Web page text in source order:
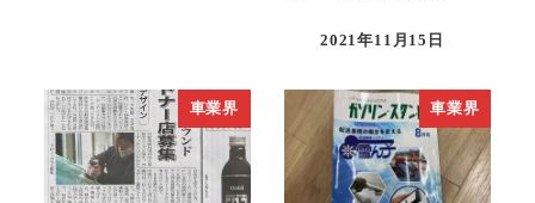
投稿日
2021年11月15日
車業界 車業界